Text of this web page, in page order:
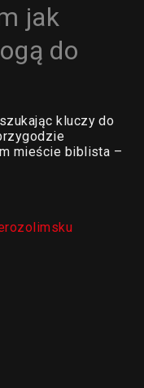
jak
do
kluczy do
mieście biblista –